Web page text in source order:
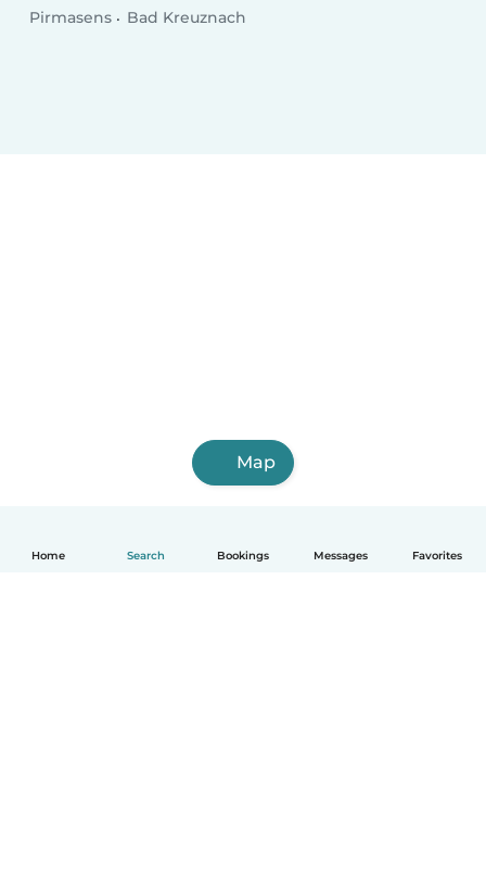
Home Search Bookings Messages Favorites
Pirmasens
Bad Kreuznach
Map